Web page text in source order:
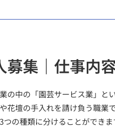
募集｜仕事内
の中の「園芸サービス業」と
花壇の手入れを請け負う職業で
の種類に分けることができま